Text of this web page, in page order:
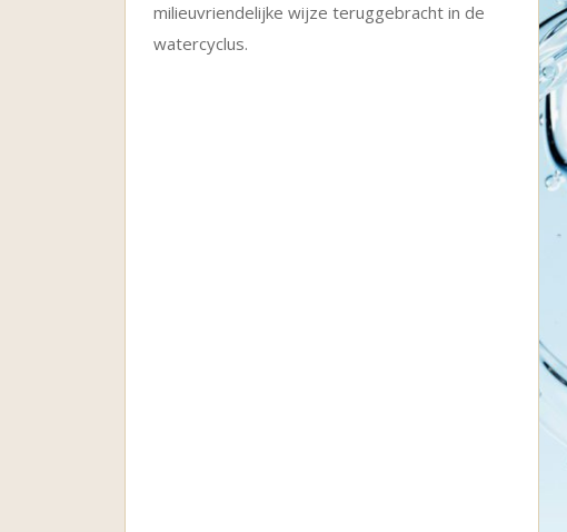
milieuvriendelijke wijze teruggebracht in de
watercyclus.